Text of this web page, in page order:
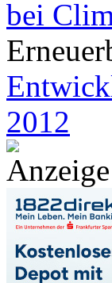
bei
2012
Anzeige